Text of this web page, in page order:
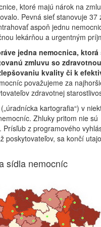
ktoré majú nárok na
Pevná sieť stanovuje 37
aspoň jednu
lekárňou a urgentným
jedna nemocnica, ktorá
zmluvu so zdravotnou
kvality či k
považujeme za
zdravotnej
kartografia“) v
Zhluky pritom nie sú
z programového
poskytovateľov, sa končí
sídla nemocníc